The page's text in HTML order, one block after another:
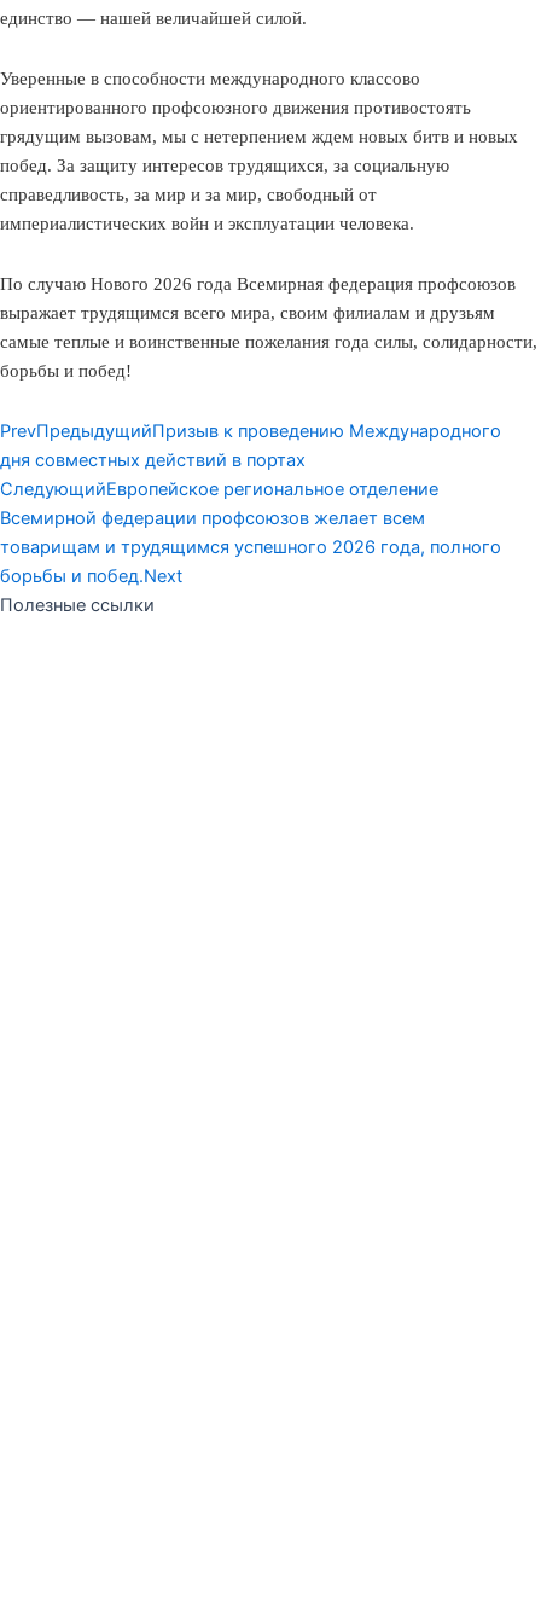
единство — нашей величайшей силой.
Уверенные в способности международного классово
ориентированного профсоюзного движения противостоять
грядущим вызовам, мы с нетерпением ждем новых битв и новых
побед. За защиту интересов трудящихся, за социальную
справедливость, за мир и за мир, свободный от
империалистических войн и эксплуатации человека.
По случаю Нового 2026 года Всемирная федерация профсоюзов
выражает трудящимся всего мира, своим филиалам и друзьям
самые теплые и воинственные пожелания года силы, солидарности,
борьбы и побед!
PrevПредыдущийПризыв к проведению Международного
дня совместных действий в портах
СледующийЕвропейское региональное отделение
Всемирной федерации профсоюзов желает всем
товарищам и трудящимся успешного 2026 года, полного
борьбы и побед.Next
Полезные ссылки